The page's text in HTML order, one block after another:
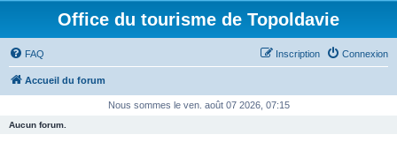
Office du tourisme de Topoldavie
FAQ Connexion
Inscription
Accueil du forum
Nous sommes le ven. août 07 2026, 07:15
Aucun forum.